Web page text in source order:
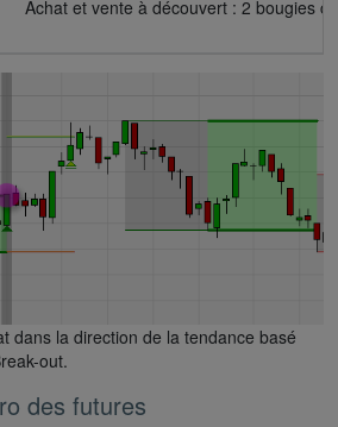
Achat et vente à découvert : 2 bougies
dans la direction de la tendance basé
out.
des futures